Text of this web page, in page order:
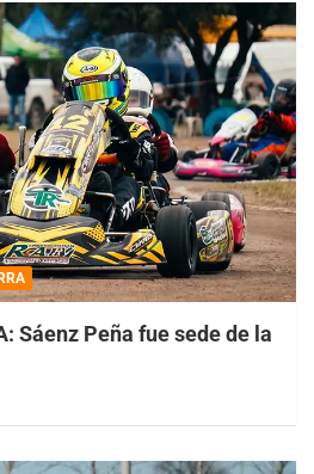
Sáenz Peña fue sede de la